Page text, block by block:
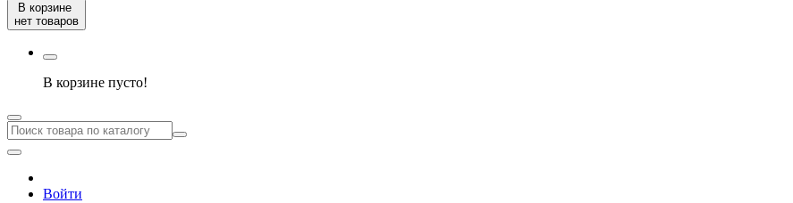
В корзине
нет товаров
В корзине пусто!
Войти